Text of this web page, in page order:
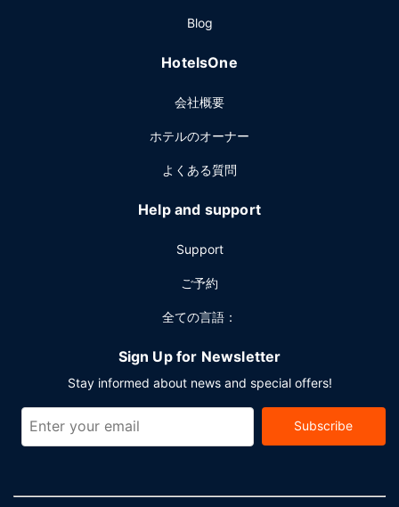
ト、ドライクリーニング / ランドリー サービスをお使いいた
Blog
HotelsOne
会社概要
ホテルのオーナー
よくある質問
Help and support
Support
ご予約
全ての言語：
Sign Up for Newsletter
Stay informed about news and special offers!
Subscribe